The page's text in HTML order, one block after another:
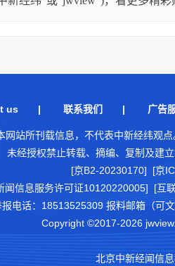
us| 联系我们 | 广告
网站所刊载信息，不代表中新经纬观
未经授权禁止转载、摘编、复制及建
[京B2-20230170] [京
闻信息服务许可证10120220005]
[互
电话：18513525309 报料邮箱（可
Copyright ©2017-2026
北京中新经闻信